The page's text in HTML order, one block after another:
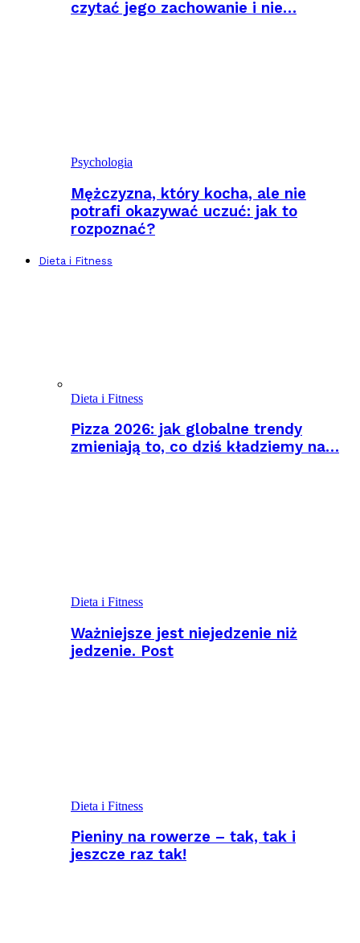
czytać jego zachowanie i nie…
Psychologia
Mężczyzna, który kocha, ale nie
potrafi okazywać uczuć: jak to
rozpoznać?
Dieta i Fitness
Dieta i Fitness
Pizza 2026: jak globalne trendy
zmieniają to, co dziś kładziemy na…
Dieta i Fitness
Ważniejsze jest niejedzenie niż
jedzenie. Post
Dieta i Fitness
Pieniny na rowerze – tak, tak i
jeszcze raz tak!